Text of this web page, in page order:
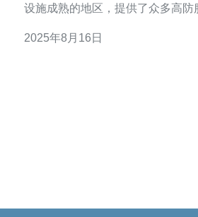
设施成熟的地区，提供了众多高防
推荐。 我们将讨论服务器的类型、配置、租用流程及实际
2025年8月16日